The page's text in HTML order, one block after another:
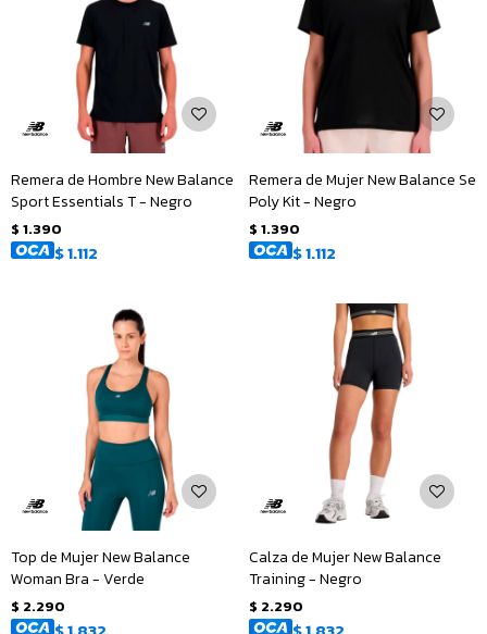
Remera de Hombre New Balance
Sport Essentials T - Negro
$ 1.390
$1.112
Remera de Mujer New Balance Se
Poly Kit - Negro
$ 1.390
$1.112
Top de Mujer New Balance
Woman Bra - Verde
$ 2.290
Calza de Mujer New Balance
Training - Negro
$ 2.290